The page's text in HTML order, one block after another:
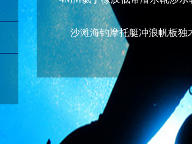
沙滩海钓摩托艇冲浪帆板独